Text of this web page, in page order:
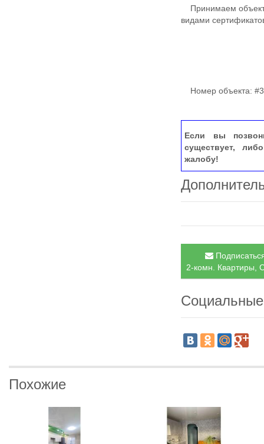
Принимаем
видами
Номер объекта:
Если вы
существует,
жалобу!
2-комн. Квартиры,
Похожие